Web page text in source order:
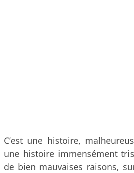
C’est une histoire,
une histoire immensément
de bien mauvaises raisons,